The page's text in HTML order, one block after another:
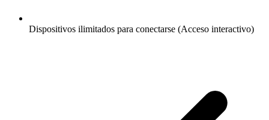
Dispositivos ilimitados para conectarse (Acceso interactivo)